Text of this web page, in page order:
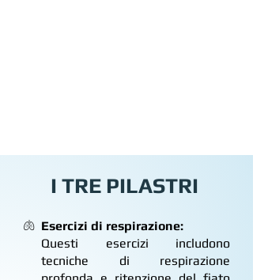
I TRE PILASTRI
🫁 Esercizi di respirazione:
Questi esercizi includono
tecniche di respirazione